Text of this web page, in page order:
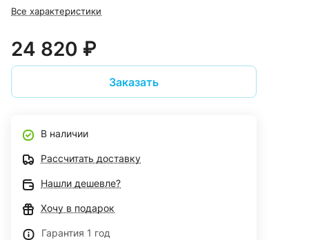
Все характеристики
24 820 ₽
Заказать
В наличии
Рассчитать доставку
Нашли дешевле?
Хочу в подарок
Гарантия 1 год